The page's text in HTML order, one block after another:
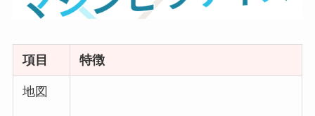
項目 特徴
地図